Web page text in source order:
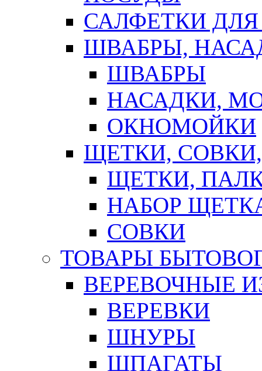
САЛФЕТКИ
ШВАБРЫ,
ШВАБРЫ
НАСАДКИ,
ОКНОМОЙКИ
ЩЕТКИ,
ЩЕТКИ,
НАБОР
СОВКИ
ТОВАРЫ
ВЕРЕВОЧНЫЕ
ВЕРЕВКИ
ШНУРЫ
ШПАГАТЫ